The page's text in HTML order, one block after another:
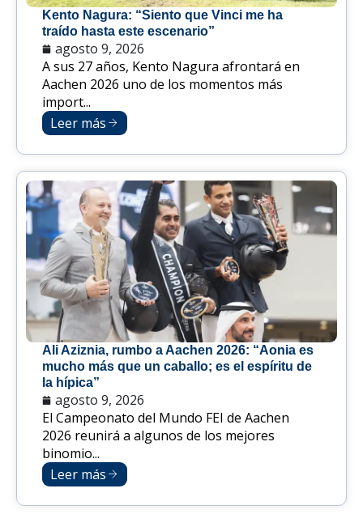
Kento Nagura: “Siento que Vinci me ha
traído hasta este escenario”
agosto 9, 2026
A sus 27 años, Kento Nagura afrontará en
Aachen 2026 uno de los momentos más
import...
Leer más
Ali Aziznia, rumbo a Aachen 2026: “Aonia es
mucho más que un caballo; es el espíritu de
la hípica”
agosto 9, 2026
El Campeonato del Mundo FEI de Aachen
2026 reunirá a algunos de los mejores
binomio...
Leer más